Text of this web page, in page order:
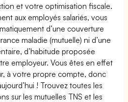
et votre optimisation fiscale.
aux employés salariés, vous
d’une couverture
maladie (mutuelle) ni d’une
d’habitude proposée
employeur. Vous êtes en effet
à votre propre compte, donc
! Trouvez toutes les
sur les mutuelles TNS et les